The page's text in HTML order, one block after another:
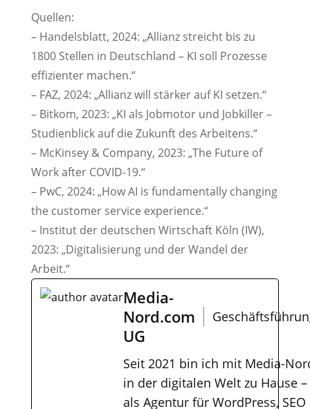
Quellen:
– Handelsblatt, 2024: „Allianz streicht bis zu
1800 Stellen in Deutschland – KI soll Prozesse
effizienter machen.“
– FAZ, 2024: „Allianz will stärker auf KI setzen.“
– Bitkom, 2023: „KI als Jobmotor und Jobkiller –
Studienblick auf die Zukunft des Arbeitens.“
– McKinsey & Company, 2023: „The Future of
Work after COVID-19.“
– PwC, 2024: „How AI is fundamentally changing
the customer service experience.“
– Institut der deutschen Wirtschaft Köln (IW),
2023: „Digitalisierung und der Wandel der
Arbeit.“
Media-
Nord.com
UG
Seit 2021 bin ich mit Media-
in der digitalen Welt zu Hause –
als Agentur für WordPress, SEO